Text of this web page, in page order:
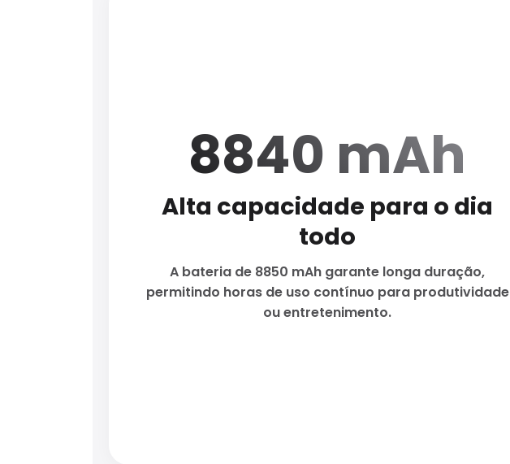
8840 mAh
Alta capacidade para o dia
todo
A bateria de 8850 mAh garante longa duração,
permitindo horas de uso contínuo para produtividade
ou entretenimento.